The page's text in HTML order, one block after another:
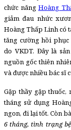
chức năng Hoàng
giảm đau nhức
Hoàng Thấp Linh có
tăng cường hồi
do VKDT. Đây là
nguồn gốc thiên
và được nhiều bác sĩ
Gặp thầy gặp
tháng sử dụng
ngon, đi lại tốt. Còn
6 tháng, tình trạng